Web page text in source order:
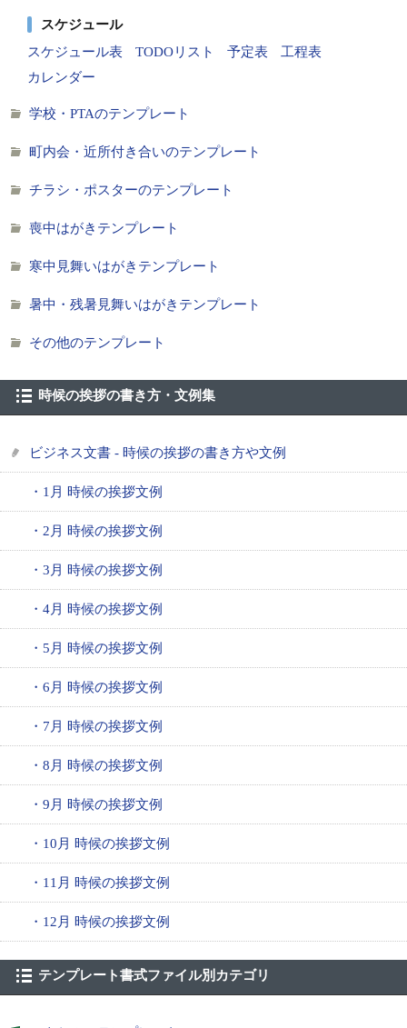
スケジュール
スケジュール表
TODOリスト 予定表
工程表
カレンダー
学校・PTAのテンプレート
町内会・近所付き合いのテンプレート
チラシ・ポスターのテンプレート
喪中はがきテンプレート
寒中見舞いはがきテンプレート
暑中・残暑見舞いはがきテンプレート
その他のテンプレート
時候の挨拶の書き方・文例集
ビジネス文書 - 時候の挨拶の書き方や文例
・1月 時候の挨拶文例
・2月 時候の挨拶文例
・3月 時候の挨拶文例
・4月 時候の挨拶文例
・5月 時候の挨拶文例
・6月 時候の挨拶文例
・7月 時候の挨拶文例
・8月 時候の挨拶文例
・9月 時候の挨拶文例
・10月 時候の挨拶文例
・11月 時候の挨拶文例
・12月 時候の挨拶文例
テンプレート書式ファイル別カテゴリ